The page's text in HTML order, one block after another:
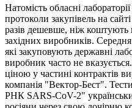
Натомість обласні
протоколи закупівель на
разів дешевше, ніж коштують
західних виробників. Середня
які закуповують державні
виробник часто не
ціною у частині контрактів
компанія "Вектор-Бест".
РНК SARS-CoV-2"